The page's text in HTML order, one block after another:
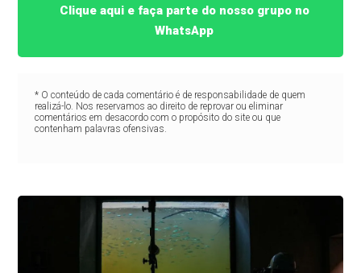
Clique aqui e faça parte do nosso grupo no
WhatsApp
* O conteúdo de cada comentário é de responsabilidade de quem
realizá-lo. Nos reservamos ao direito de reprovar ou eliminar
comentários em desacordo com o propósito do site ou que
contenham palavras ofensivas.